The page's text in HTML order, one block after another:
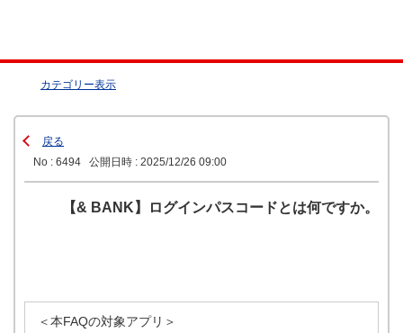
カテゴリー表示
戻る
No : 6494
公開日時 : 2025/12/26 09:00
【& BANK】ログインパスコードとは何ですか。
＜本FAQの対象アプリ＞